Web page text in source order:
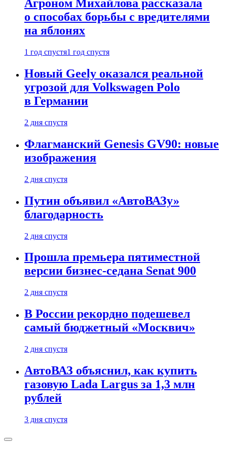
Агроном Михайлова рассказала
о способах борьбы с вредителями
на яблонях
1 год спустя1 год спустя
Новый Geely оказался реальной
угрозой для Volkswagen Polo
в Германии
2 дня спустя
Флагманский Genesis GV90: новые
изображения
2 дня спустя
Путин объявил «АвтоВАЗу»
благодарность
2 дня спустя
Прошла премьера пятиместной
версии бизнес-седана Senat 900
2 дня спустя
В России рекордно подешевел
самый бюджетный «Москвич»
2 дня спустя
АвтоВАЗ объяснил, как купить
газовую Lada Largus за 1,3 млн
рублей
3 дня спустя